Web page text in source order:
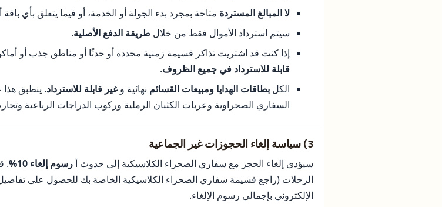
لا المبالغ المستردة متاحة بمجرد بدء الجولة أو الخدمة، أو فيما يتعلق بأي
سيتم استرداد الأموال فقط من خلال طريقة الدفع الأصلية.
إذا كنت قد اشتريت تذاكر قسيمة زمنية محددة أو حدثًا أو مناطق جذب أو
قابلة للاسترداد في جميع الظروف.
الكل بطاقات الهدايا ومبيعات القسائم نهائية وغير قابلة للاسترداد. ينطبق
السفاري الصحراوية وعربات الكثبان الرملية وركوب الدراجات الرباعية
3) سياسة إلغاء الحجوزات غير الجماعية
سيؤدي إلغاء الحجز مع سفاري الصحراء الكلاسيكية إلى حدوث أ رسوم إلغاء 10%
.
الرحلات (راجع قسيمة سفاري الصحراء الكلاسيكية الخاصة بك للحصول على
الإلكتروني بإجمالي رسوم الإلغاء.